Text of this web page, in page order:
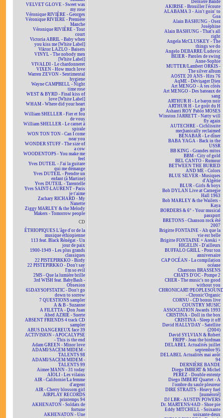
VELVET GLOVE - Sweet was
my rose
Véronique RIVIÈRE - Georges
Véronique RIVIÈRE - Première
Manche
Véronique RIVIÈRE - Tout
court
Victoria ABRIL - Baby when
you kiss me [White Label]
Viktor LAZLO - Baisers
VINYL - The nobody men
[White Label]
VIVALDI - Le chardonneret
VIXEN - How much love
Warren ZEVON - Sentimental
hygiene
Wayne CAMPBELL - Night
time rose
WEST & BYRD - Final kiss of
love [White Label]
WHAM - Where did your heart
go
William SHELLER - Fier et fou
de vous
William SHELLER - Le carnet à
spirale
WON TON TON - Can I come
near you
WONDER STUFF - The size of
a cow
WOODENTOPS - You make me
feel
Yves DUTEIL - J'ai la guitare
qui me démange
Yves DUTEIL - Prendre un
enfant (à Martine)
Yves DUTEIL - Tarentelle
Yves SAINT-LAURENT - Paris
je t'aime
Zachary RICHARD - My
Nanette
Ziggy MARLEY & the Melody
Makers - Tomorrow people
CD
ÉTHIOPIQUES L'âge d'or de la
musique éthiopienne
113 feat. Black Rénégat - Un
jour de paix
1900-1949 - Les plus grands
classiques
22 PISTEPIRKKO - Birdy
22 PISTEPIRKKO - Don't say
I'm so evil
2MS - Que la lumière brille
3rd WISH feat. BabyBash -
Obsesion
65DAYSOFSTATIC - Don't go
down to sorrow
7 QUESTIONS sampler
A & B - Suzanne
A FILETTA - Don Juan
Abed AZRIÉ - Suerte
ABSENT FRIENDS 4 track CD
sampler
ABUS DANGEREUX face 39
ACTIVISION - APOCALYPSE
- This is the end
Adam GREEN - Minor love
ADAMI/SACEM/MIDEM -
TALENTS 98
ADAMI/SACEM/MIDEM -
TALENTS 99
Aimee MANN - 31 today
AÏOLI - Les vilains
AIR - Californie/La femme
d'argent
AIR - Cherry blossom girl
AIRPLAY RECORDS
printemps 94
AKHENATON - Soldats de
fortune
AKHENATON - Une
Dernière Bande
AKIRISE - Brouiller l'écoute
ALABAMA 3 - Ain't goin' to
Goa
Alain BASHUNG - Osez
Joséphine
Alain BASHUNG - That's all
right
Angela McCLUSKEY - The
things we do
Angelo DEBARRE/Ludovic
BEIER - Paroles de swing
Anne-Sophie
MUTTER/Lambert ORKIS -
The silver album
AOSTE 20 ANS - Hits 76
AqME - Dévisager Dieu
Art MENGO - À tes côtés
Art MENGO - Des bateaux de
sang
ARTHUR H - Le baron noir
ARTHUR H - Le goût du H
Ashanti ROY Pablo MOSES
Winston JARRETT - Natty will
fly again
AUTECHRE - Cichlisuite
mechanically reclaimed
BÉNABAR - Le dîner
BABA YAGA - Back in the
USSR
BB KING - Grandes mitos
BBM - City of gold
BEL CANTO - Rumour
BETWEEN THE BURIED
AND ME - Colors
BLUE SILVER - Musiques
d'Algérie
BLUR - Girls & boys
Bob DYLAN Live at Carnegie
Hall 1963
Bob MARLEY & the Wailers -
Kaya
BORDERS & 6° - Your musical
passport
BRETONS - Chanson rock été
2007
Brigitte FONTAINE - Ah que la
vie est belle
Brigitte FONTAINE + Areski +
HIGELIN - D'ailleurs
BUFFALO GRILL - Pour ton
anniversaire
CAP OCÉAN - La compilation
océane
Chantons BRASSENS
CHATS D'OC - Pompe 2
CHER - The music's no good
without you
CHRONICART/
- Chronic'Organic
CORNU - CD bonus live
COUNTRY MUSIC
ASSOCIATION Awards 1993
CRISTINA - Doll in the box
CRISTINA - Sleep it off
David HALLYDAY - Satellite
(2004)
David SYLVIAN & Robert
FRIPP - Jean the birdman
DELABEL Actualités juillet
septembre 95
DELABEL Actualités mai août
94
DERNIÈRE BANDE
Diego IMBERT & Michel
PEREZ - Double entente
Diego IMBERT Quartet - À
l'ombre du saule pleureur
DIRE STRAITS - Heavy fuel
[numéroté]
DJ LBR - AUSTIN POWERS
Dr. MARTENS/4AD - Shoe pie
Eddy MITCHELL - Soixante
soixante-deux